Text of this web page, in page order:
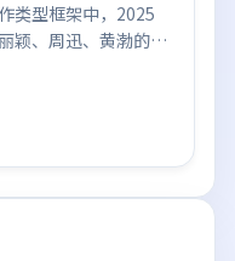
类型框架中，2025
颖、周迅、黄渤的台
大陆都市与冷色调摄